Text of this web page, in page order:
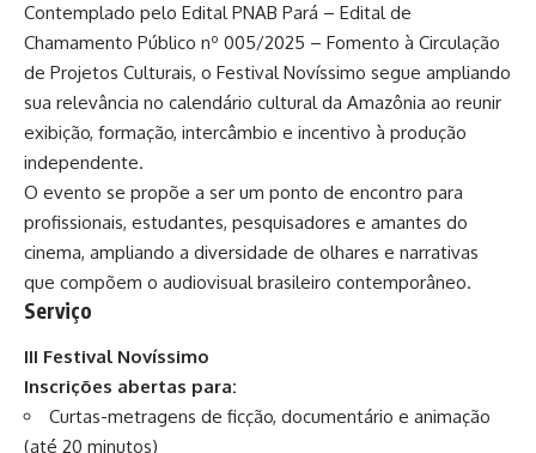
Contemplado pelo Edital PNAB Pará – Edital de
Chamamento Público nº 005/2025 – Fomento à Circulação
de Projetos Culturais, o Festival Novíssimo segue ampliando
sua relevância no calendário cultural da Amazônia ao reunir
exibição, formação, intercâmbio e incentivo à produção
independente.
O evento se propõe a ser um ponto de encontro para
profissionais, estudantes, pesquisadores e amantes do
cinema, ampliando a diversidade de olhares e narrativas
que compõem o audiovisual brasileiro contemporâneo.
Serviço
III Festival Novíssimo
Inscrições abertas para:
Curtas-metragens de ficção, documentário e animação
(até 20 minutos)